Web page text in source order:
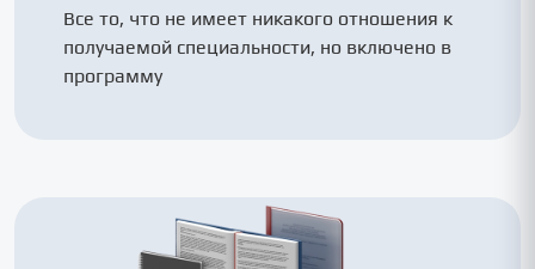
Все то, что не имеет никакого отношения к
получаемой специальности, но включено в
программу